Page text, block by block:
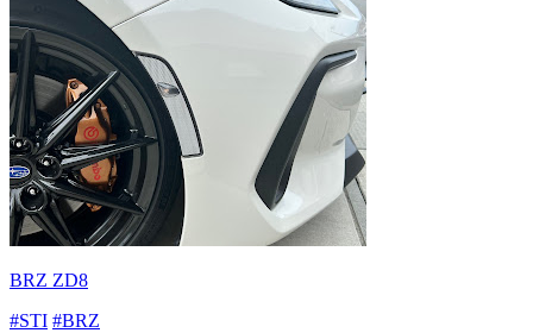
BRZ ZD8
#STI #BRZ